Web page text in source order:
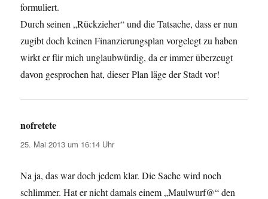
formuliert.
Durch seinen „Rückzieher“ und die Tatsache, dass er nun
zugibt doch keinen Finanzierungsplan vorgelegt zu haben
wirkt er für mich unglaubwürdig, da er immer überzeugt
davon gesprochen hat, dieser Plan läge der Stadt vor!
nofretete
25. Mai 2013 um 16:14 Uhr
Na ja, das war doch jedem klar. Die Sache wird noch
schlimmer. Hat er nicht damals einem „Maulwurf@“ den